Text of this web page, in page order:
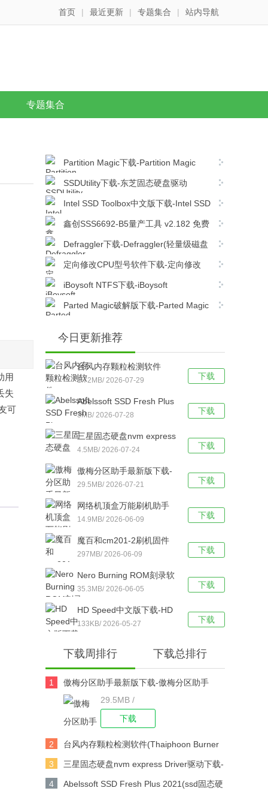
首页 | 最近更新 | 专题集合 | 站内导航
专题集合
用
失
可
Partition Magic下载-Partition Magic
v10.3 绿色破解版下载
SSDUtility下载-东芝固态硬盘驱动
SSDUtilityv2.3.2963 中文版下载
Intel SSD Toolbox中文版下载-Intel SSD
Toolbox v3.5.13.0 破解版下载
鑫创SSS6692-B5量产工具 v2.182 免费
绿色版下载Defraggler下载-Defraggler(轻量级磁盘
碎片整理工具)v2.21.993 单文件中文版下载
定向修改CPU型号软件下载-定向修改
CPU型号软件(Joshs CPUChanger)v1.0免费
版下载
iBoysoft NTFS下载-iBoysoft
NTFS(NTFS磁盘工具) 官方版下载
Parted Magic破解版下载-Parted Magic
今日更新推荐
下载
台风内存颗粒检测软件
(Thaiphoon Burner 16)
v16.2.0.0 build 0225最新
版下载
1.72MB/ 2026-07-29
下载
Abelssoft SSD Fresh Plus
2021(ssd固态硬盘工
具)v10.02.28中文版下载
3MB/ 2026-07-28
下载
三星固态硬盘nvm express
Driver驱动下载-三星NVMe
Driver3.3 官方最新版下载
4.5MB/ 2026-07-24
下载
傲梅分区助手最新版下载-
傲梅分区助手 v9.6.3绿色
破解版下载
29.5MB/ 2026-07-21
下载
网络机顶盒万能刷机助手
通用版下载-网络机顶盒万
能刷机软件 V2021 通用版
14.9MB/ 2026-06-09
下载
魔百和cm201-2刷机固件
下载-魔百和cm201-2刷机
包 v1.0 免拆机破解版下载
297MB/ 2026-06-09
下载
Nero Burning ROM刻录软
件下载-Nero Burning
ROM绿色珍藏版
35.3MB/ 2026-06-05
下载
HD Speed中文版下载-HD
Speed v1.7.8.107 官方版
133KB/ 2026-05-27
下载周排行 下载总排行
1
傲梅分区助手最新版下载-傲梅分区助手
v9.6.3绿色破解版下载
29.5MB /
下载
2
台风内存颗粒检测软件(Thaiphoon Burner
16) v16.2.0.0 build 0225最新版下载
3
三星固态硬盘nvm express Driver驱动下载-
三星NVMe Driver3.3 官方最新版下载
4
Abelssoft SSD Fresh Plus 2021(ssd固态硬